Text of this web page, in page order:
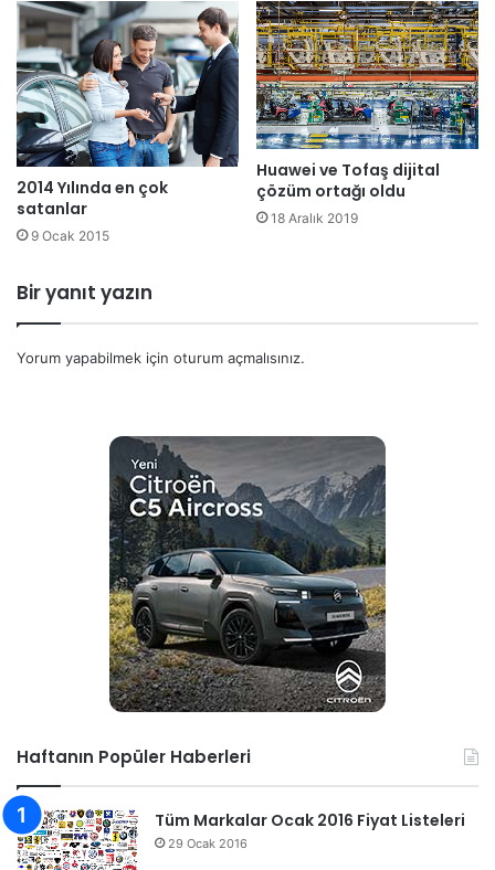
2014 Yılında en çok
satanlar
9 Ocak 2015
Huawei ve Tofaş dijital
çözüm ortağı oldu
18 Aralık 2019
Bir yanıt yazın
Yorum yapabilmek için oturum açmalısınız.
Haftanın Popüler Haberleri
Tüm Markalar Ocak 2016 Fiyat Listeleri
29 Ocak 2016